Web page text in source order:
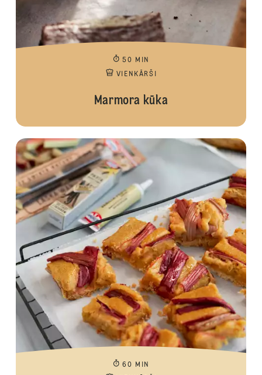
50 MIN
VIENKĀRŠI
Marmora kūka
60 MIN